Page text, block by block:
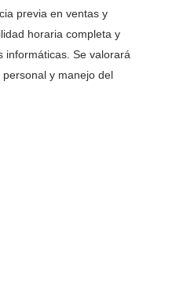
previa en ventas y
horaria completa y
informáticas. Se valorará
y manejo del